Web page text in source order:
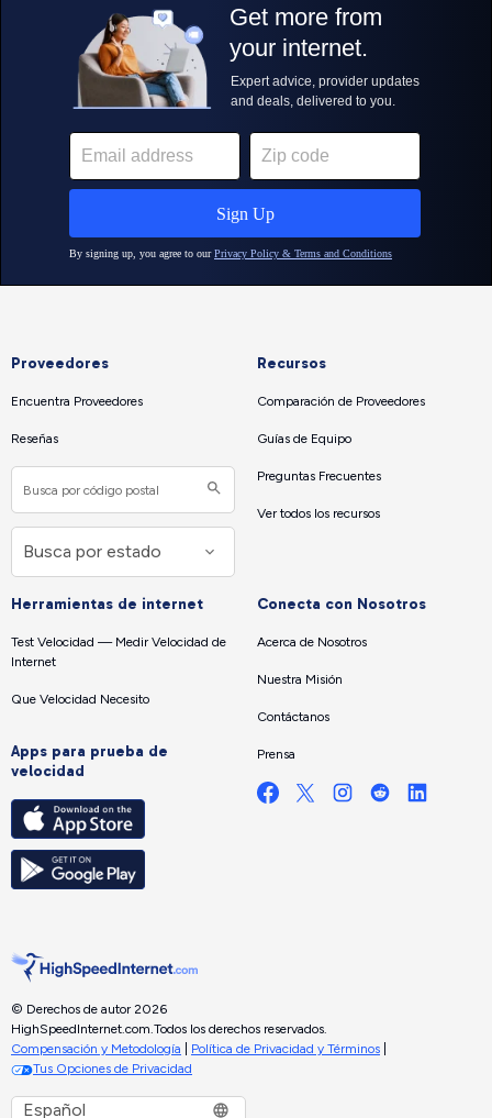
Proveedores
Encuentra Proveedores
Reseñas
Recursos
Comparación de Proveedores
Guías de Equipo
Preguntas Frecuentes
Ver todos los recursos
Herramientas de internet
Test Velocidad — Medir Velocidad de
Internet
Que Velocidad Necesito
Apps para prueba de
velocidad
Conecta con Nosotros
Acerca de Nosotros
Nuestra Misión
Contáctanos
Prensa
© Derechos de autor 2026
HighSpeedInternet.com.Todos los derechos reservados.
Compensación y Metodología
Política de Privacidad y Términos
Tus Opciones de Privacidad